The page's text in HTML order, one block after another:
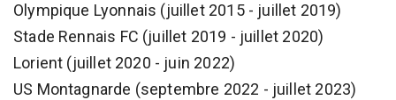
Olympique Lyonnais (juillet 2015 - juillet 2019)
Stade Rennais FC (juillet 2019 - juillet 2020)
Lorient (juillet 2020 - juin 2022)
US Montagnarde (septembre 2022 - juillet 2023)